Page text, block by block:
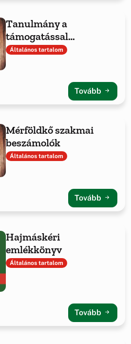
Tanulmány a
támogatással
megvalósult projekt
Általános tartalom
Tovább
Mérföldkő szakmai
beszámolók
Általános tartalom
Tovább
Hajmáskéri
emlékkönyv
Általános tartalom
Tovább